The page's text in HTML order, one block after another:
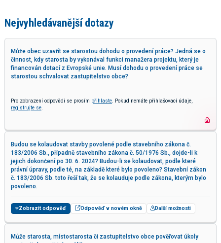
Nejvyhledávanější dotazy
Může obec uzavřít se starostou dohodu o provedení práce? Jedná se o
činnost, kdy starosta by vykonával funkci manažera projektu, který je
financován dotací z Evropské unie. Musí dohodu o provedení práce se
starostou schvalovat zastupitelstvo obce?
Pro zobrazení odpovědi se prosím přihlaste . Pokud nemáte přihlašovací údaje,
registrujte se
Budou se kolaudovat stavby povolené podle stavebního zákona č.
183/2006 Sb., případně stavebního zákona č. 50/1976 Sb., dojde-li k
jejich dokončení po 30. 6. 2024? Budou-li se kolaudovat, podle které
právní úpravy, podle té, na základě které bylo povoleno? Stavební zákon
č. 183/2006 Sb. toto řeší tak, že se kolauduje podle zákona, kterým bylo
povoleno.
Zobrazit odpověď Odpověď v novém okně Další možnosti
Může starosta, místostarosta či zastupitelstvo obce pověřovat úkoly